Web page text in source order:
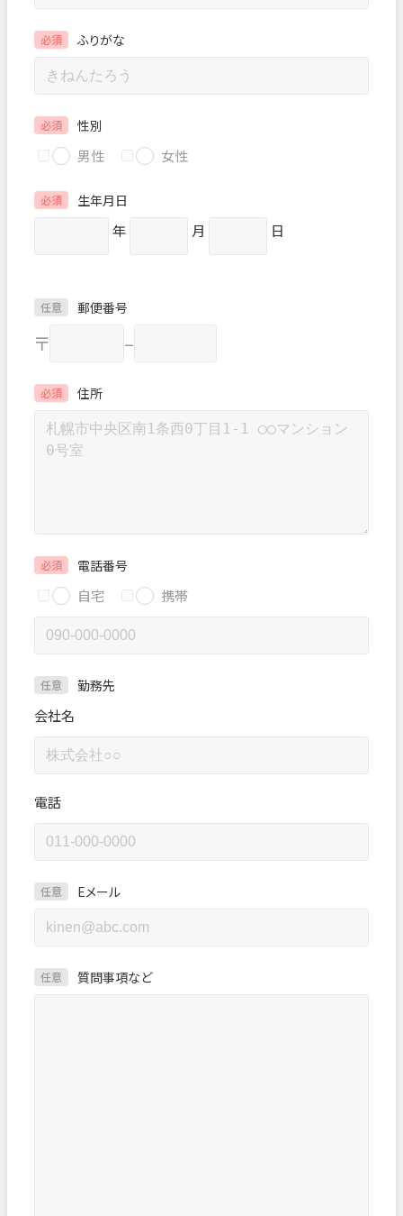
必須 ふりがな
必須 性別
男性 女性
必須 生年月日
年 月 日
任意 郵便番号
〒 –
必須 住所
必須 電話番号
自宅 携帯
任意 勤務先
会社名
電話
任意 Eメール
任意 質問事項など